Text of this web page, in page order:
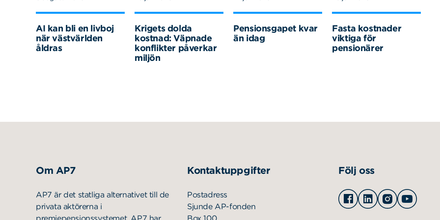
AI kan bli en livboj
när västvärlden
åldras
Krigets dolda
kostnad: Väpnade
konflikter påverkar
miljön
Pensionsgapet kvar
än idag
Fasta kostnader
viktiga för
pensionärer
Om AP7
AP7 är det statliga alternativet till de
privata aktörerna i
Kontaktuppgifter
Postadress
Sjunde AP-fonden
Följ oss
Facebook
LinkedinInstagram